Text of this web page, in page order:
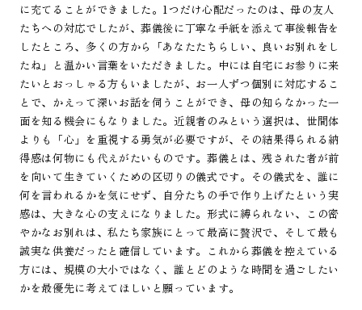
に充てることができました。1つだけ心配だったのは、母の友人
たちへの対応でしたが、葬儀後に丁寧な手紙を添えて事後報告を
したところ、多くの方から「あなたたちらしい、良いお別れをし
たね」と温かい言葉をいただきました。中には自宅にお参りに来
たいとおっしゃる方もいましたが、お一人ずつ個別に対応するこ
とで、かえって深いお話を伺うことができ、母の知らなかった一
面を知る機会にもなりました。近親者のみという選択は、世間体
よりも「心」を重視する勇気が必要ですが、その結果得られる納
得感は何物にも代えがたいものです。葬儀とは、残された者が前
を向いて生きていくための区切りの儀式です。その儀式を、誰に
何を言われるかを気にせず、自分たちの手で作り上げたという実
感は、大きな心の支えになりました。形式に縛られない、この密
やかなお別れは、私たち家族にとって最高に贅沢で、そして最も
誠実な供養だったと確信しています。これから葬儀を控えている
方には、規模の大小ではなく、誰とどのような時間を過ごしたい
かを最優先に考えてほしいと願っています。